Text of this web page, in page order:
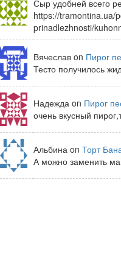
Сыр удобней всего
https://tramontina.ua/
prinadlezhnosti/
Вячеслав on Пирог
Тесто получилось
Надежда on Пирог
очень вкусный
Альбина on Торт
А можно заменить